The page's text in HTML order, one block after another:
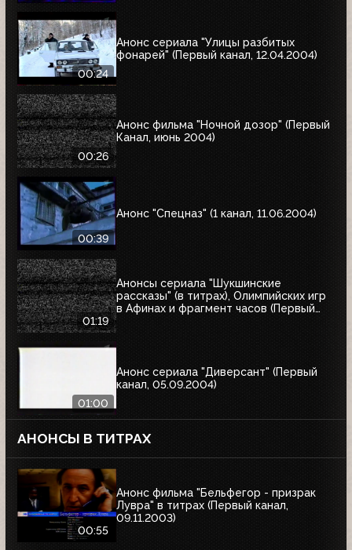
00:24
Анонс сериала "Улицы разбитых
фонарей" (Первый канал, 12.04.2004)
00:26
Анонс фильма "Ночной дозор" (Первый
Канал, июнь 2004)
00:39
Анонс "Спецназ" (1 канал, 11.06.2004)
01:19
Анонсы сериала "Шукшинские
рассказы" (в титрах), Олимпийских игр
в Афинах и фрагмент часов (Первый
01:00
Анонс сериала "Диверсант" (Первый
канал, 05.09.2004)
АНОНСЫ В ТИТРАХ
00:55
Анонс фильма "Бельфегор - призрак
Лувра" в титрах (Первый канал,
09.11.2003)